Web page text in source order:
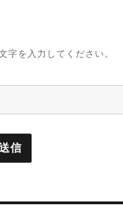
字を入力してください。